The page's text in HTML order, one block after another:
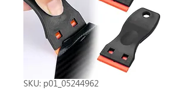
SKU: p01_05244962